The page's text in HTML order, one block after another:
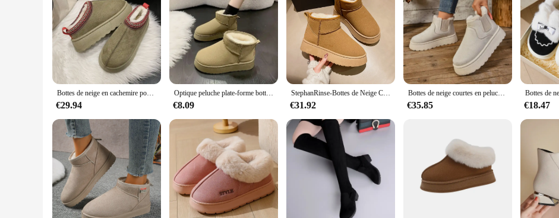
features, these boots femme are not just a fashion statement but a reliable choice for any occasion.
Bottes de neige en cachemire pour femme, l'offre elles optiques chaudes, chaussures en coton demi-pantoufle sans talon recouvert de cheveux, hiver 2023, nouveau
€29.94
Optique peluche plate-forme bottes de neige pour femmes, hiver garder au chaud, fourrure, coton, chaussures, faux daim, sans lacet, rinçage, bottes rembourrées
€8.09
StephanRinse-Bottes de Neige Courtes en Peluche pour Femme, Chaussures Décontractées, en Daim et Fourrure, Plate-Forme Plate, de Luxe, Nouvelle Collection Hiver
€31.92
Bottes de neige courtes en peluche pour femmes, chaussures décontractées, fourrure de daim, bottes StephanRinse, plate-forme plate, chaudes, dames, hiver, nouveau, 2024
€35.85 €18.47